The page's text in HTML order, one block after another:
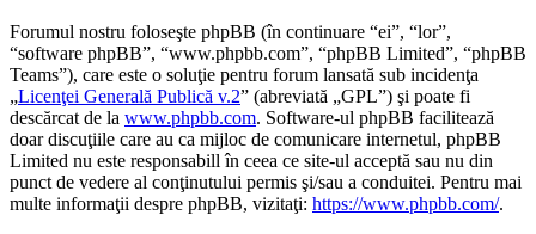
Forumul nostru foloseşte phpBB (în continuare “ei”, “lor”,
“software phpBB”, “www.phpbb.com”, “phpBB Limited”, “phpBB
Teams”), care este o soluţie pentru forum lansată sub incidenţa
„Licenţei Generală Publică v.2” (abreviată „GPL”) şi poate fi
descărcat de la www.phpbb.com. Software-ul phpBB facilitează
doar discuţiile care au ca mijloc de comunicare internetul, phpBB
Limited nu este responsabill în ceea ce site-ul acceptă sau nu din
punct de vedere al conţinutului permis şi/sau a conduitei. Pentru mai
multe informaţii despre phpBB, vizitaţi: https://www.phpbb.com/.